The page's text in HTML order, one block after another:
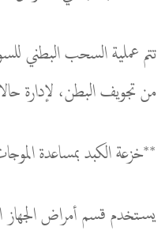
تتم عملية السحب البطني
من تجويف البطن، لإدارة
**خزعة الكبد بمساعدة